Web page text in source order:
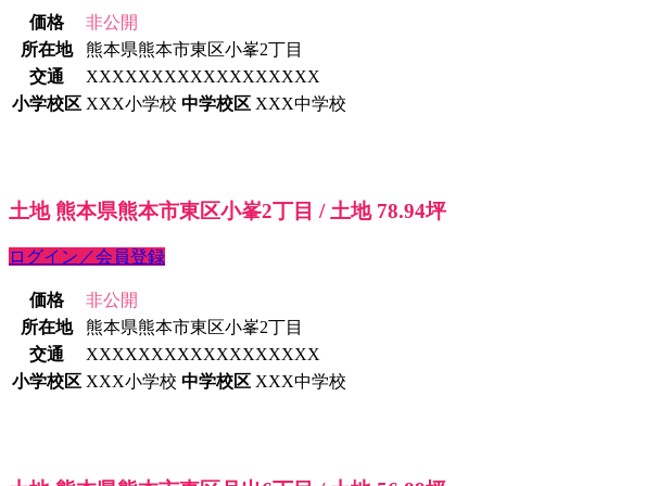
価格
非公開
所在地
熊本県熊本市東区小峯2丁目
交通
XXXXXXXXXXXXXXXXXX
小学校区 XXX小学校 中学校区 XXX中学校
土地 熊本県熊本市東区小峯2丁目 / 土地 78.94坪
ログイン／会員登録
価格
非公開
所在地
熊本県熊本市東区小峯2丁目
交通
XXXXXXXXXXXXXXXXXX
小学校区 XXX小学校 中学校区 XXX中学校